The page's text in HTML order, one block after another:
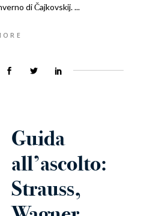
di Čajkovskij.
Guida
all’ascolto:
Strauss,